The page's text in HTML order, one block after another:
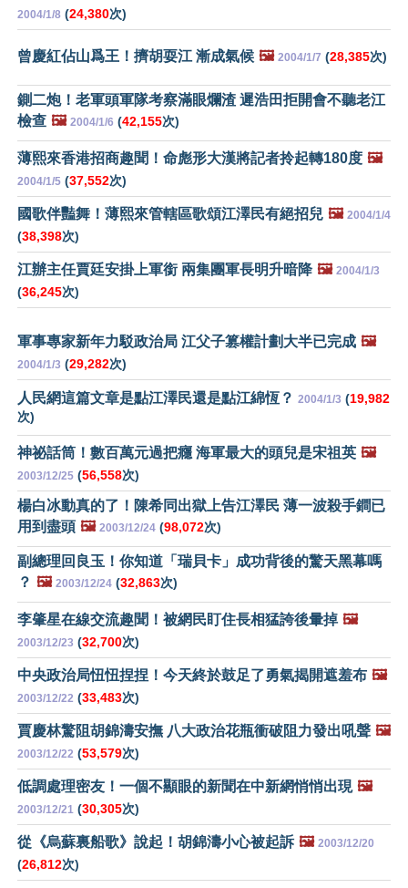
2004/1/8 (24,380次)
曾慶紅佔山爲王！擠胡耍江 漸成氣候 🖼️ 2004/1/7 (28,385次)
鍘二炮！老軍頭軍隊考察滿眼爛渣 遲浩田拒開會不聽老江
檢查 🖼️ 2004/1/6 (42,155次)
薄熙來香港招商趣聞！命彪形大漢將記者拎起轉180度 🖼️
2004/1/5 (37,552次)
國歌伴豔舞！薄熙來管轄區歌頌江澤民有絕招兒 🖼️ 2004/1/4
(38,398次)
江辦主任賈廷安掛上軍銜 兩集團軍長明升暗降 🖼️ 2004/1/3
(36,245次)
軍事專家新年力駁政治局 江父子篡權計劃大半已完成 🖼️
2004/1/3 (29,282次)
人民網這篇文章是點江澤民還是點江綿恆？ 2004/1/3 (19,982
次)
神祕話筒！數百萬元過把癮 海軍最大的頭兒是宋祖英 🖼️
2003/12/25 (56,558次)
楊白冰動真的了！陳希同出獄上告江澤民 薄一波殺手鐧已
用到盡頭 🖼️ 2003/12/24 (98,072次)
副總理回良玉！你知道「瑞貝卡」成功背後的驚天黑幕嗎
？ 🖼️ 2003/12/24 (32,863次)
李肇星在線交流趣聞！被網民盯住長相猛誇後暈掉 🖼️
2003/12/23 (32,700次)
中央政治局忸忸捏捏！今天終於鼓足了勇氣揭開遮羞布 🖼️
2003/12/22 (33,483次)
賈慶林驚阻胡錦濤安撫 八大政治花瓶衝破阻力發出吼聲 🖼️
2003/12/22 (53,579次)
低調處理密友！一個不顯眼的新聞在中新網悄悄出現 🖼️
2003/12/21 (30,305次)
從《烏蘇裏船歌》說起！胡錦濤小心被起訴 🖼️ 2003/12/20
(26,812次)